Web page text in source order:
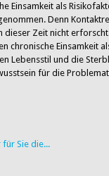
Einsamkeit als
Denn
Zeit nicht
chronische Einsamkeit
Lebensstil und die
für die
Sie die...